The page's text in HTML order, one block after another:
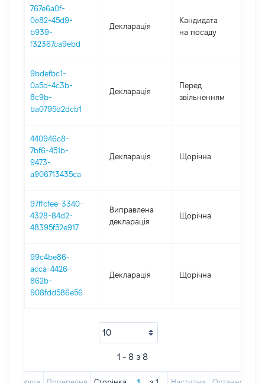
767e6a0f-
0e82-45d9-
b939-
f32367ca9ebd
Декларація
Кандидата
на посаду
9bdefbc1-
0a5d-4c3b-
8c9b-
ba0795d2dcb1
Декларація
Перед
звільненням
440946c8-
7bf6-451b-
9473-
a906713435ca
Декларація Щорічна
97ffcfee-3340-
4328-84d2-
48395f52e917
Виправлена
декларація
Щорічна
99c4be86-
acca-4426-
862b-
908fdd586e56
Декларація Щорічна
1 - 8 з 8